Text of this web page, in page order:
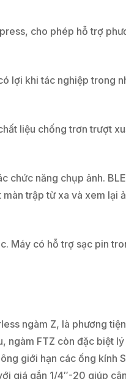
cho phép hỗ trợ
lợi khi tác nghiệp trong
liệu chống trơn trượt
chức năng chụp ảnh.
trập từ xa và xem lại
Máy có hỗ trợ sạc pin
ngàm Z, là phương
ngàm FTZ còn đặc biệt
giới hạn các ống kính
giá gắn 1/4″-20 giúp